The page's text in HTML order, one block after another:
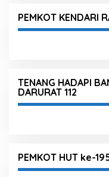
PEMKOT KENDARI
TENANG HADAPI
DARURAT 112
PEMKOT HUT ke-